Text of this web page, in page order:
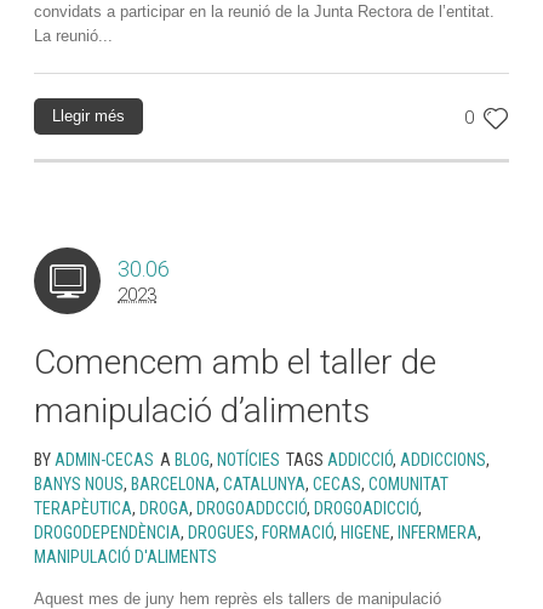
convidats a participar en la reunió de la Junta Rectora de l’entitat.
La reunió...
0
Llegir més
30.06
2023
Comencem amb el taller de
manipulació d’aliments
BY ADMIN-CECAS A BLOG, NOTÍCIES TAGS ADDICCIÓ, ADDICCIONS,
BANYS NOUS, BARCELONA, CATALUNYA, CECAS, COMUNITAT
TERAPÈUTICA, DROGA, DROGOADDCCIÓ, DROGOADICCIÓ,
DROGODEPENDÈNCIA, DROGUES, FORMACIÓ, HIGENE, INFERMERA,
MANIPULACIÓ D'ALIMENTS
Aquest mes de juny hem reprès els tallers de manipulació